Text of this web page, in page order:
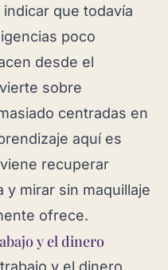
que todavía
poco
desde el
sobre
centradas en
aquí es
recuperar
y mirar sin maquillaje
ofrece.
y el dinero
y el dinero